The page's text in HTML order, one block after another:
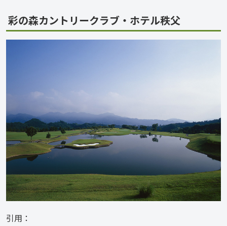
彩の森カントリークラブ・ホテル秩父
引用：